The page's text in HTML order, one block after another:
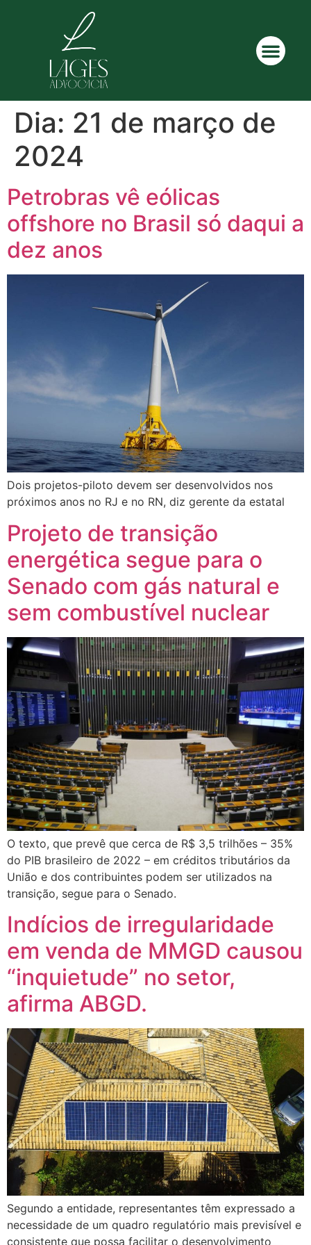
Dia: 21 de março de
2024
Petrobras vê eólicas
offshore no Brasil só daqui a
dez anos
Dois projetos-piloto devem ser desenvolvidos nos
próximos anos no RJ e no RN, diz gerente da estatal
Projeto de transição
energética segue para o
Senado com gás natural e
sem combustível nuclear
O texto, que prevê que cerca de R$ 3,5 trilhões – 35%
do PIB brasileiro de 2022 – em créditos tributários da
União e dos contribuintes podem ser utilizados na
transição, segue para o Senado.
Indícios de irregularidade
em venda de MMGD causou
“inquietude” no setor,
afirma ABGD.
Segundo a entidade, representantes têm expressado a
necessidade de um quadro regulatório mais previsível e
consistente que possa facilitar o desenvolvimento